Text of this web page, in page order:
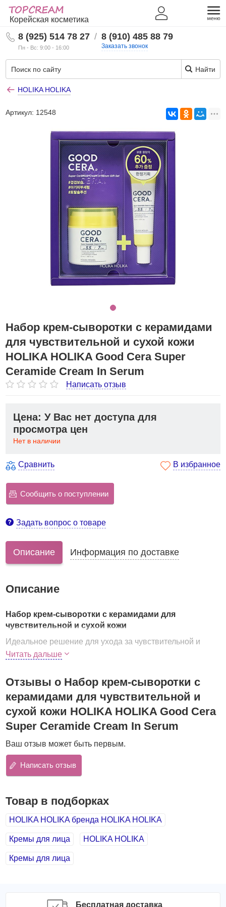
Корейская косметика
8 (925) 514 78 27
Пн - Вс: 9:00 - 16:00
/ 8 (910) 485 88 79
Заказать звонок
Найти
HOLIKA HOLIKA
Артикул: 12548
Набор крем-сыворотки с керамидами
для чувствительной и сухой кожи
HOLIKA HOLIKA Good Cera Super
Ceramide Cream In Serum
Написать отзыв
Цена: У Вас нет доступа для
просмотра цен
Нет в наличии
Сравнить В избранное
Сообщить о поступлении
Задать вопрос о товаре
Описание Информация по доставке
Описание
Набор крем-сыворотки с керамидами для
чувствительной и сухой кожи
Идеальное решение для ухода за чувствительной и
сухой кожей в течение всего года, но особенно в осенне-
погодных явлений.
Преимущества:
бережный уход, не вызывающий раздражений,
обеспечивает глубокое увлажнение, успокаивает
способствует восстановлению поврежденного
липидного барьера и повышению кожного
нормализует процессы регенерации, благодаря чему
отмершие клетки своевременно удаляются.
Ключевые компоненты :
Керамидывосстанавливают липидный барьер
предупреждают обезвоживание и обеспечивают
шелковистой.
Читать дальше
Отзывы о Набор крем-сыворотки с
керамидами для чувствительной и
сухой кожи HOLIKA HOLIKA Good Cera
Super Ceramide Cream In Serum
Ваш отзыв может быть первым.
Написать отзыв
Товар в подборках
HOLIKA HOLIKA бренда HOLIKA HOLIKA
Кремы для лица HOLIKA HOLIKA
Кремы для лица
Бесплатная доставка